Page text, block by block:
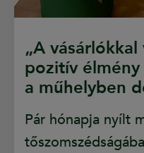
„A
pozitív
a műhelyben
Pár hónapja nyílt